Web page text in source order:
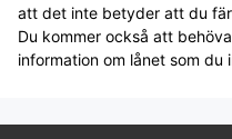
att det inte betyder att du
Du kommer också att
information om lånet som du